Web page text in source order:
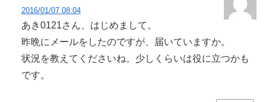
2016/01/07 08:04
あき0121さん、はじめまして。
昨晩にメールをしたのですが、届いていますか。
状況を教えてくださいね。少しくらいは役に立つかも
です。